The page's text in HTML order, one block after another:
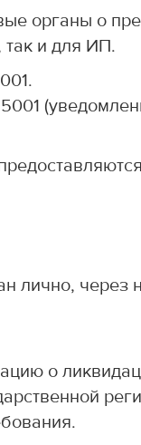
органы о
так и для ИП.
лично, через
о